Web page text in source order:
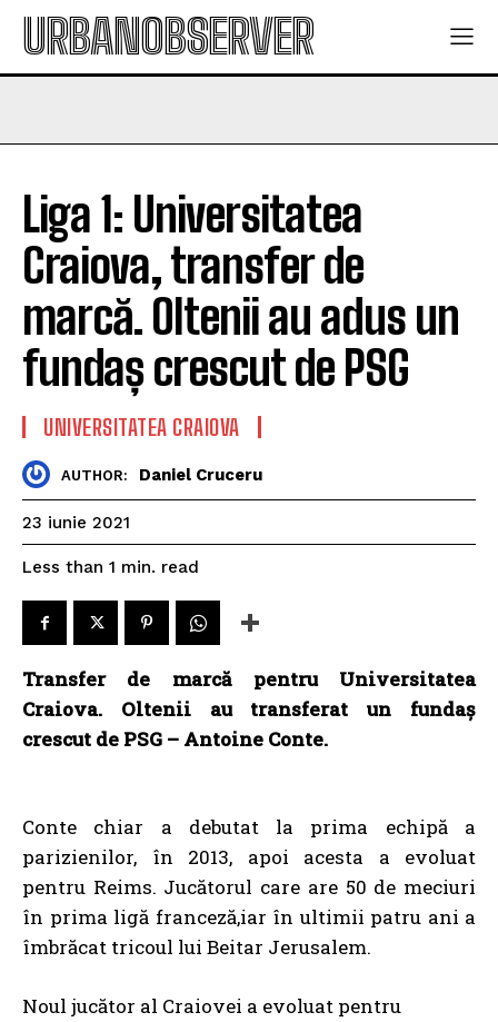
URBANOBSERVER
Liga 1: Universitatea
Craiova, transfer de
marcă. Oltenii au adus un
fundaș crescut de PSG
UNIVERSITATEA CRAIOVA
AUTHOR: Daniel Cruceru
23 iunie 2021
Less than 1 min. read
Transfer de marcă pentru Universitatea
Craiova. Oltenii au transferat un fundaș
crescut de PSG – Antoine Conte.
Conte chiar a debutat la prima echipă a
parizienilor, în 2013, apoi acesta a evoluat
pentru Reims. Jucătorul care are 50 de meciuri
în prima ligă franceză,iar în ultimii patru ani a
îmbrăcat tricoul lui Beitar Jerusalem.
Noul jucător al Craiovei a evoluat pentru